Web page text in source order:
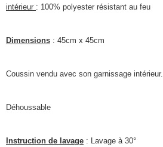
intérieur : 100% polyester résistant au feu
Dimensions : 45cm x 45cm
Coussin vendu avec son garnissage intérieur.
Déhoussable
Instruction de lavage : Lavage à 30°